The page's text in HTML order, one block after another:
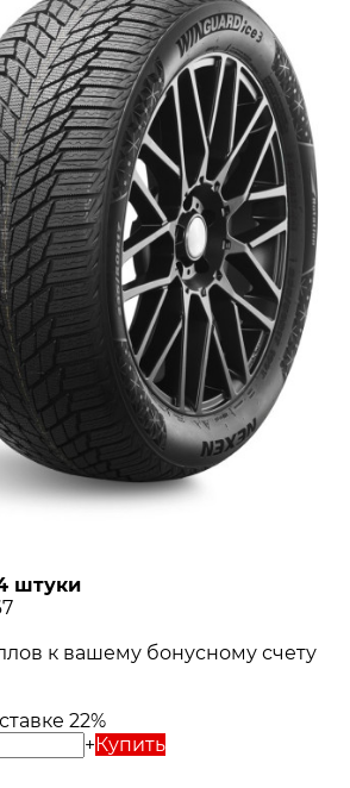
штуки
к вашему бонусному счету
22%
+Купить